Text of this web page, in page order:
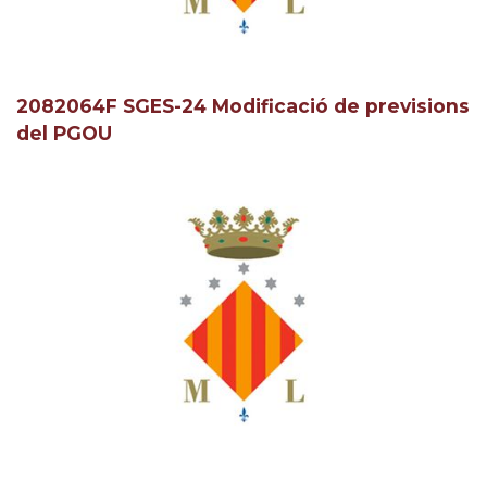
2082064F SGES-24 Modificació de previsions
del PGOU